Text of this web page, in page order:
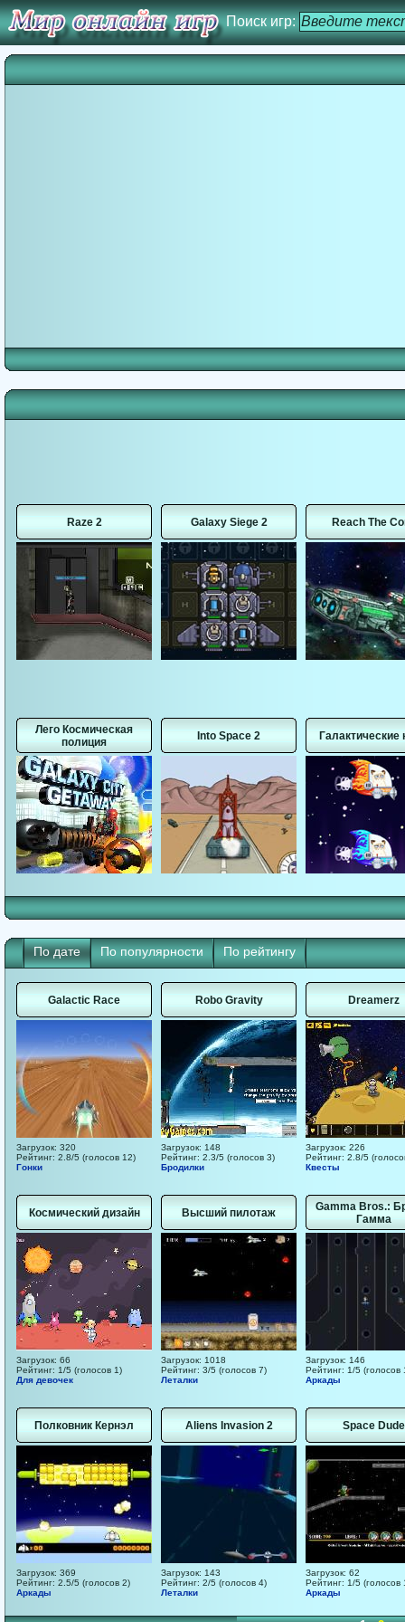
Поиск игр:
Raze 2 Galaxy Siege 2 Reach The
Лего Космическая
полиция
Into Space 2 Галактические
По дате По популярности По рейтингу
Galactic Race
Загрузок: 320
Рейтинг: 2.8/5 (голосов 12)
Гонки
Robo Gravity
Загрузок: 148
Рейтинг: 2.3/5 (голосов 3)
Бродилки
Dreamerz
Загрузок: 226
Рейтинг: 2.8/5
Квесты
Космический дизайн
Загрузок: 66
Рейтинг: 1/5 (голосов 1)
Для девочек
Высший пилотаж
Загрузок: 1018
Рейтинг: 3/5 (голосов 7)
Леталки
Gamma Bros.:
Гамма
Загрузок: 146
Рейтинг: 1/5 (голосов
Аркады
Полковник Кернэл
Загрузок: 369
Рейтинг: 2.5/5 (голосов 2)
Аркады
Aliens Invasion 2
Загрузок: 143
Рейтинг: 2/5 (голосов 4)
Леталки
Space Dude
Загрузок: 62
Рейтинг: 1/5 (голосов
Аркады